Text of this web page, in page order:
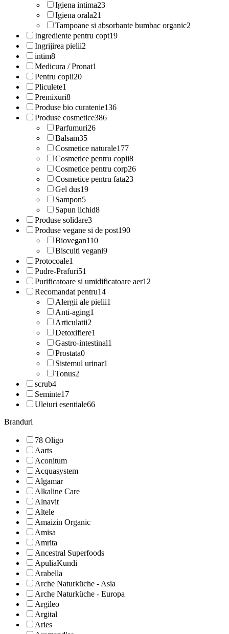
Igiena intima23
Igiena orala21
Tampoane si absorbante bumbac organic2
Ingrediente pentru copt19
Ingrijirea pielii2
intim8
Medicura / Pronat1
Pentru copii20
Pliculete1
Premixuri8
Produse bio curatenie136
Produse cosmetice386
Parfumuri26
Balsam35
Cosmetice naturale177
Cosmetice pentru copii8
Cosmetice pentru corp26
Cosmetice pentru fata23
Gel dus19
Sampon5
Sapun lichid8
Produse solidare3
Produse vegane si de post190
Biovegan110
Biscuiti vegani9
Protocoale1
Pudre-Prafuri51
Purificatoare si umidificatoare aer12
Recomandat pentru14
Alergii ale pielii1
Anti-aging1
Articulatii2
Detoxifiere1
Gastro-intestinal1
Prostata0
Sistemul urinar1
Tonus2
scrub4
Seminte17
Uleiuri esentiale66
Branduri
78 Oligo
Aarts
Aconitum
Acquasystem
Algamar
Alkaline Care
Alnavit
Altele
Amaizin Organic
Amisa
Amrita
Ancestral Superfoods
ApuliaKundi
Arabella
Arche Naturküche - Asia
Arche Naturküche - Europa
Argileo
Argital
Aries